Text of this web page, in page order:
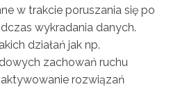
w trakcie poruszania się po
wykradania danych.
działań jak np.
zachowań ruchu
rozwiązań